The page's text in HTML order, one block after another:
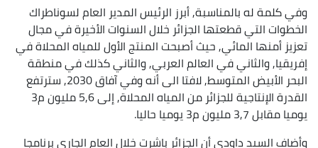
وفي كلمة له بالمناسبة, أبرز الرئيس المدير العام لسوناطراك
الخطوات التي قطعتها الجزائر خلال السنوات الأخيرة في مجال
تعزيز أمنها المائي, حيث أصبحت المنتج الأول للمياه المحلاة في
إفريقيا, والثاني في العالم العربي, والثاني كذلك في منطقة
البحر الأبيض المتوسط, لافتا الى أنه وفي آفاق 2030, سترتفع
القدرة الإنتاجية للجزائر من المياه المحلاة, إلى 5,6 مليون م3
يوميا مقابل 3,7 مليون م3 يوميا حاليا.
وأضاف السيد داودي أن الجزائر باشرت خلال العام الجاري برنامجا